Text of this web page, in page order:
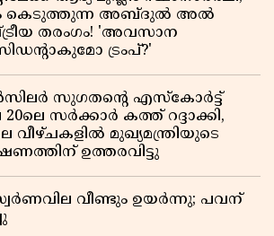
കെടുത്തുന്ന അബ്ദുൽ അൽ
തരംഗം! 'അവസാന
ട്രംപ്?'
സുഗതന്റെ എസ്‌കോർട്ട്
സർക്കാർ കത്ത് റദ്ദാക്കി,
വീഴ്ചകളിൽ മുഖ്യമന്ത്രിയുടെ
ഉത്തരവിട്ടു
വീണ്ടും ഉയർന്നു; പവന്